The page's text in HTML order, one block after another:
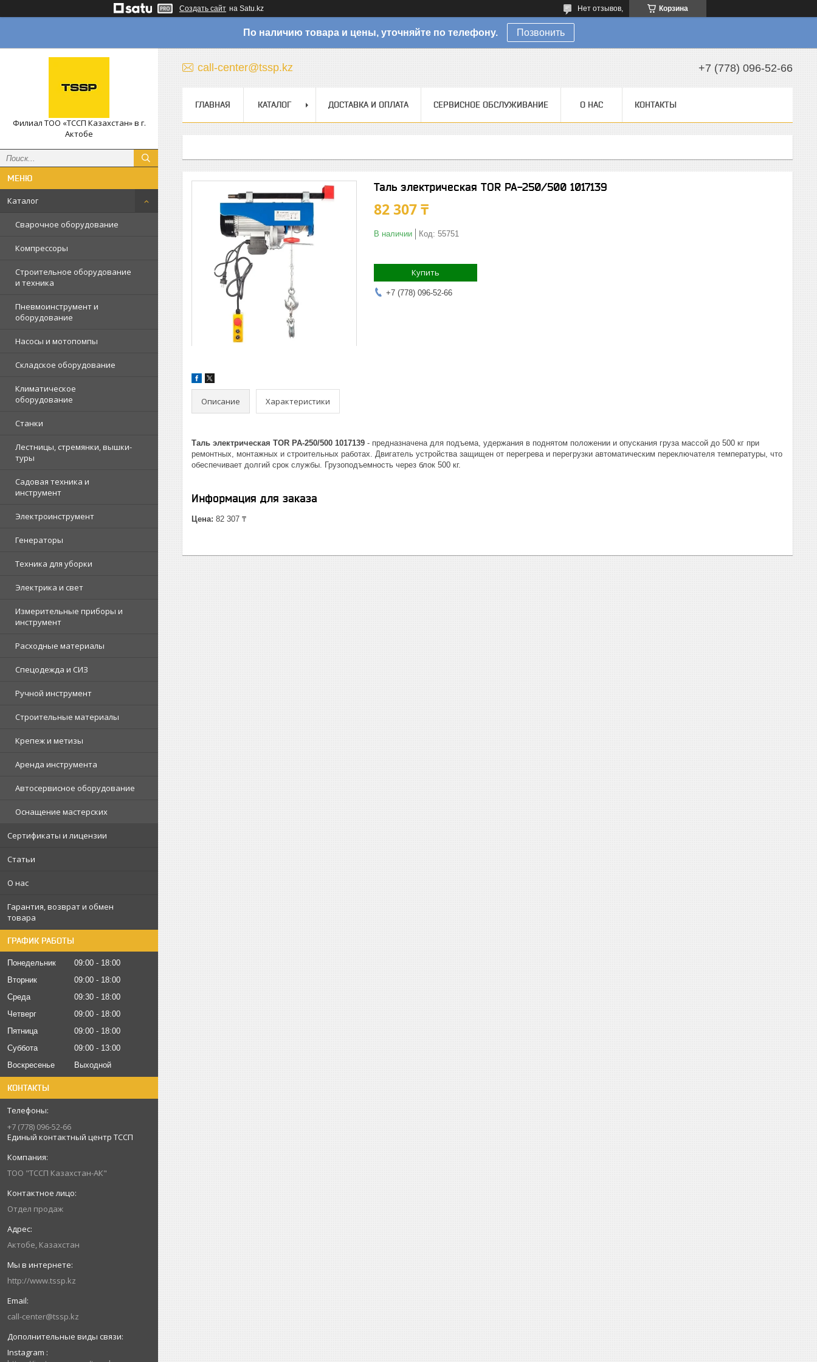
Создать сайт на Satu.kz Корзина
Нет отзывов,
По наличию товара и цены, уточняйте по телефону. Позвонить
Филиал ТОО «ТССП Казахстан» в г.
Актобе
Каталог
Сварочное оборудование
Компрессоры
Строительное оборудование
и техника
Пневмоинструмент и
оборудование
Насосы и мотопомпы
Складское оборудование
Климатическое
оборудование
Станки
Лестницы, стремянки, вышки-
туры
Садовая техника и
инструмент
Электроинструмент
Генераторы
Техника для уборки
Электрика и свет
Измерительные приборы и
инструмент
Расходные материалы
Спецодежда и СИЗ
Ручной инструмент
Строительные материалы
Крепеж и метизы
Аренда инструмента
Автосервисное оборудование
Оснащение мастерских
Сертификаты и лицензии
Статьи
О нас
Гарантия, возврат и обмен
товара
ГРАФИК РАБОТЫ
Понедельник 09:00
18:00
Вторник
09:00
18:00
Среда
09:30
18:00
Четверг
09:00
18:00
Пятница
09:00
18:00
Суббота
09:00
13:00
Воскресенье
Выходной
КОНТАКТЫ
+7 (778) 096-52-66
Единый контактный центр ТССП
ТОО "ТССП Казахстан-АК"
Отдел продаж
Актобе, Казахстан
http://www.tssp.kz
call-center@tssp.kz
Instagram
call-center@tssp.kz +7 (778) 096-52-66
ГЛАВНАЯ КАТАЛОГ ДОСТАВКА И ОПЛАТА СЕРВИСНОЕ ОБСЛУЖИВАНИЕ О НАС КОНТАКТЫ
Таль электрическая TOR PA-250/500 1017139
82 307 ₸
В наличии Код: 55751
Купить
+7 (778) 096-52-66
Описание Характеристики
Таль электрическая TOR PA-250/500 1017139 - предназначена для подъема, удержания в поднятом положении и опускания груза массой до 500 кг при
ремонтных, монтажных и строительных работах. Двигатель устройства защищен от перегрева и перегрузки автоматическим переключателя температуры, что
обеспечивает долгий срок службы. Грузоподъемность через блок 500 кг.
Информация для заказа
Цена: 82 307 ₸